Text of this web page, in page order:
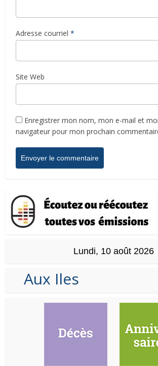
Adresse courriel *
Site Web
Enregistrer mon nom, mon e-mail et
navigateur pour mon prochain
Lundi, 10 août 2026
Aux Iles